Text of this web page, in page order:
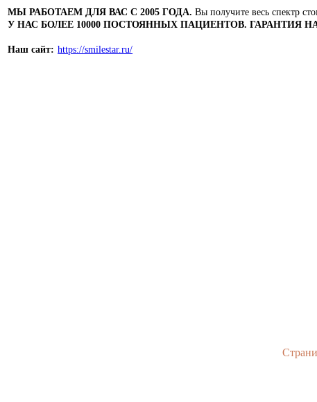
МЫ РАБОТАЕМ ДЛЯ ВАС С 2005 ГОДА. Вы получите весь спектр
У НАС БОЛЕЕ 10000 ПОСТОЯННЫХ ПАЦИЕНТОВ. ГАРАНТИЯ
Наш сайт: https://smilestar.ru/